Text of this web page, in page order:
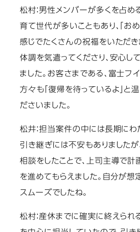
松村：男性メンバーが多くを占め
育て世代が多いこともあり、「おめ
感じでたくさんの祝福をいただき
体調を気遣ってくださり、安心し
ました。お客さまである、富士フ
方々も「復帰を待っているよ」と
ださいました。
松井：担当案件の中には長期にわ
引き継ぎには不安もありましたが
相談をしたことで、上司主導で計
を進めてもらえました。自分が想
スムーズでしたね。
松村：産休までに確実に終えられ